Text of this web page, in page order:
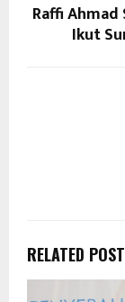
Raffi
Ikut
RELATED